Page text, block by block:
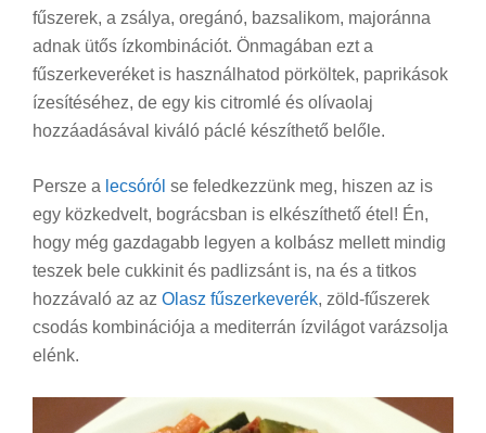
fűszerek, a zsálya, oregánó, bazsalikom, majoránna
adnak ütős ízkombinációt. Önmagában ezt a
fűszerkeveréket is használhatod pörköltek, paprikások
ízesítéséhez, de egy kis citromlé és olívaolaj
hozzáadásával kiváló páclé készíthető belőle.
Persze a lecsóról se feledkezzünk meg, hiszen az is
egy közkedvelt, bográcsban is elkészíthető étel! Én,
hogy még gazdagabb legyen a kolbász mellett mindig
teszek bele cukkinit és padlizsánt is, na és a titkos
hozzávaló az az Olasz fűszerkeverék, zöld-fűszerek
csodás kombinációja a mediterrán ízvilágot varázsolja
elénk.